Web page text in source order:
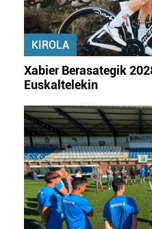
KIROLA
Xabier Berasategik
Euskaltelekin